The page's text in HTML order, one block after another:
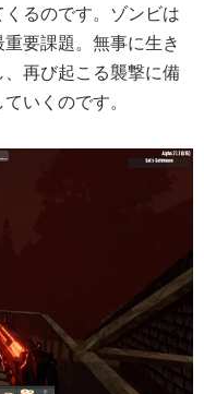
るのです。ゾンビは
要課題。無事に生き
再び起こる襲撃に備
いくのです。